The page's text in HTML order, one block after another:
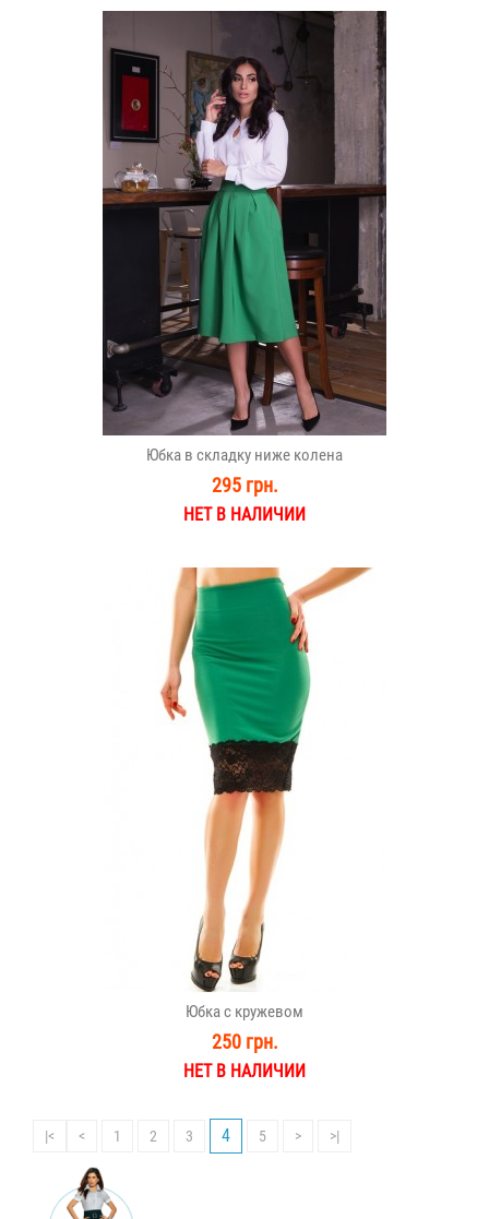
Юбка в складку ниже колена
295 грн.
НЕТ В НАЛИЧИИ
Юбка с кружевом
250 грн.
НЕТ В НАЛИЧИИ
|< < 1 2 3 4 5 > >|